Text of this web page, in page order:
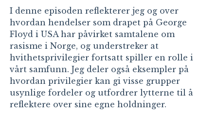
I denne episoden reflekterer jeg og over
hvordan hendelser som drapet på George
Floyd i USA har påvirket samtalene om
rasisme i Norge, og understreker at
hvithetsprivilegier fortsatt spiller en rolle i
vårt samfunn. Jeg deler også eksempler på
hvordan privilegier kan gi visse grupper
usynlige fordeler og utfordrer lytterne til å
reflektere over sine egne holdninger.